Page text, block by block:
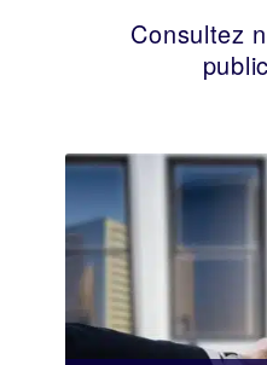
Consultez